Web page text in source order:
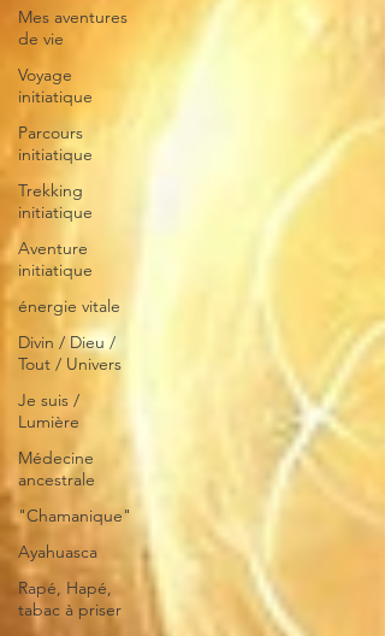
Mes aventures
de vie
Voyage
initiatique
Parcours
initiatique
Trekking
initiatique
Aventure
initiatique
énergie vitale
Divin / Dieu /
Tout / Univers
Je suis /
Lumière
Médecine
ancestrale
"Chamanique"
Ayahuasca
Rapé, Hapé,
tabac à priser